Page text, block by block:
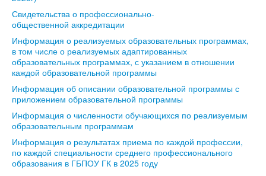
Свидетельства о профессионально-
общественной аккредитации
Информация о реализуемых образовательных программах,
в том числе о реализуемых адаптированных
образовательных программах, с указанием в отношении
каждой образовательной программы
Информация об описании образовательной программы с
приложением образовательной программы
Информация о численности обучающихся по реализуемым
образовательным программам
Информация о результатах приема по каждой профессии,
по каждой специальности среднего профессионального
образования в ГБПОУ ГК в 2025 году